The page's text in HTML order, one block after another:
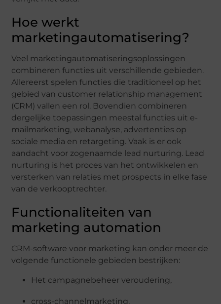
Hoe werkt
marketingautomatisering?
Veel marketingautomatiseringsoplossingen
combineren functies uit verschillende gebieden.
Allereerst spelen functies die traditioneel op het
gebied van customer relationship management
(CRM) vallen een rol. Bovendien combineren
dergelijke toepassingen meestal functies uit e-
mailmarketing, webanalyse, advertenties op
sociale media en retargeting. Vaak is er ook
aandacht voor zogenaamde lead nurturing. Lead
nurturing is het proces van het ontwikkelen en
versterken van relaties met prospects in elke fase
van de verkooptrechter.
Functionaliteiten van
marketing automation
CRM-software voor marketing kan onder meer de
volgende functionele gebieden bestrijken:
Het campagnebeheer veroudering,
cross-channelmarketing,